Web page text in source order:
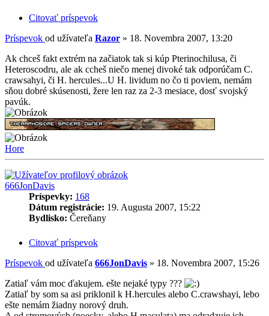
Citovať príspevok
Príspevok od užívateľa Razor » 18. Novembra 2007, 13:20
Ak chceš fakt extrém na začiatok tak si kúp Pterinochilusa, či
Heteroscodru, ale ak ccheš niečo menej divoké tak odporúčam C.
crawsahyi, či H. hercules...U H. lividum no čo ti poviem, nemám
sňou dobré skúsenosti, žere len raz za 2-3 mesiace, dosť svojský
pavúk.
Hore
666JonDavis
Príspevky: 168
Dátum registrácie: 19. Augusta 2007, 15:22
Bydlisko: Čereňany
Citovať príspevok
Príspevok od užívateľa 666JonDavis » 18. Novembra 2007, 15:26
Zatiaľ vám moc ďakujem. ešte nejaké typy ???
Zatiaľ by som sa asi priklonil k H.hercules alebo C.crawshayi, lebo
ešte nemám žiadny norový druh.